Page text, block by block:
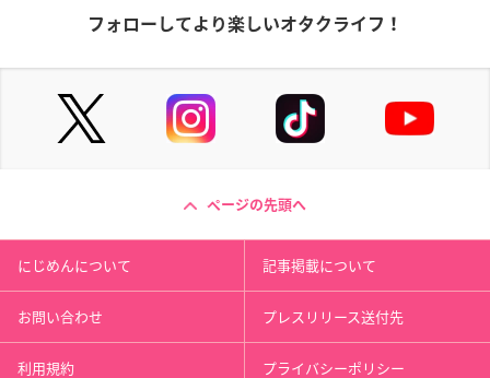
フォローしてより楽しいオタクライフ！
ページの先頭へ
にじめんについて 記事掲載について
お問い合わせ プレスリリース送付先
利用規約 プライバシーポリシー